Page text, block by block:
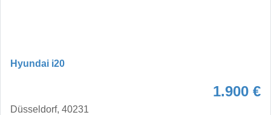
Hyundai i20
1.900 €
Düsseldorf, 40231